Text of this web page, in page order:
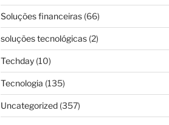
Soluções financeiras(66)
soluções tecnológicas(2)
Techday(10)
Tecnologia (135)
Uncategorized(357)